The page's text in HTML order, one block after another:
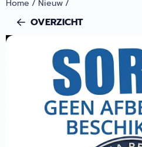
Home / Nieuw/
OVERZICHT